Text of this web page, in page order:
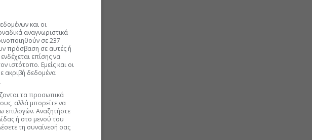
και οι
αναγνωριστικά
σε 237
πρόσβαση σε αυτές ή
επίσης να
ιστότοπο. Εμείς και οι
ακριβή δεδομένα
τα προσωπικά
αλλά μπορείτε να
επιλογών. Αναζητήστε
ή στο μενού του
τη συναίνεσή σας